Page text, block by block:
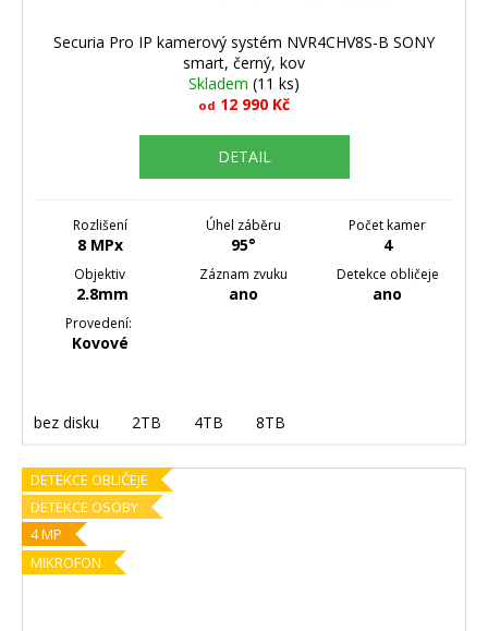
Securia Pro IP kamerový systém NVR4CHV8S-B SONY
smart, černý, kov
Skladem (11 ks)
od 12 990 Kč
DETAIL
Rozlišení
8 MPx
Úhel záběru
95°
Počet kamer
4
Objektiv
2.8mm
Záznam zvuku
ano
Detekce obličeje
ano
Provedení:
Kovové
bez disku 2TB 4TB 8TB
DETEKCE OBLIČEJE
DETEKCE OSOBY
4 MP
MIKROFON